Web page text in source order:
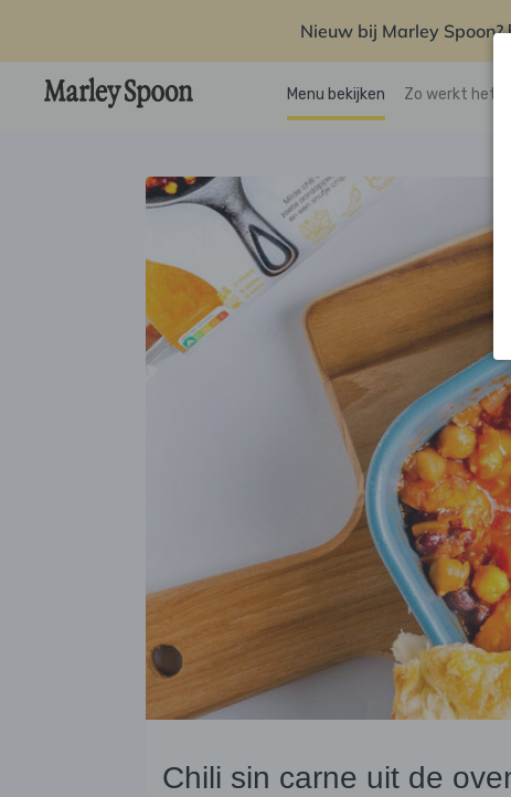
Nieuw bij Marley Spoon?
Menu bekijken Zo werkt het
Chili sin carne uit de